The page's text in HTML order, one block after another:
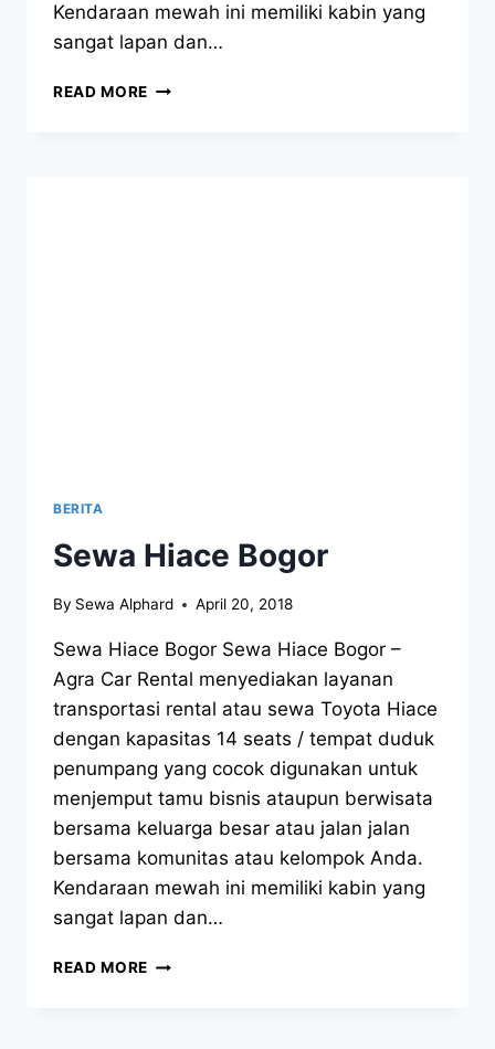
Kendaraan mewah ini memiliki kabin yang
sangat lapan dan…
READ MORE SEWA
BERITA
Sewa Hiace Bogor
By Sewa Alphard April 20, 2018
Sewa Hiace Bogor Sewa Hiace Bogor –
Agra Car Rental menyediakan layanan
transportasi rental atau sewa Toyota Hiace
dengan kapasitas 14 seats / tempat duduk
penumpang yang cocok digunakan untuk
menjemput tamu bisnis ataupun berwisata
bersama keluarga besar atau jalan jalan
bersama komunitas atau kelompok Anda.
Kendaraan mewah ini memiliki kabin yang
sangat lapan dan…
READ MORE SEWA